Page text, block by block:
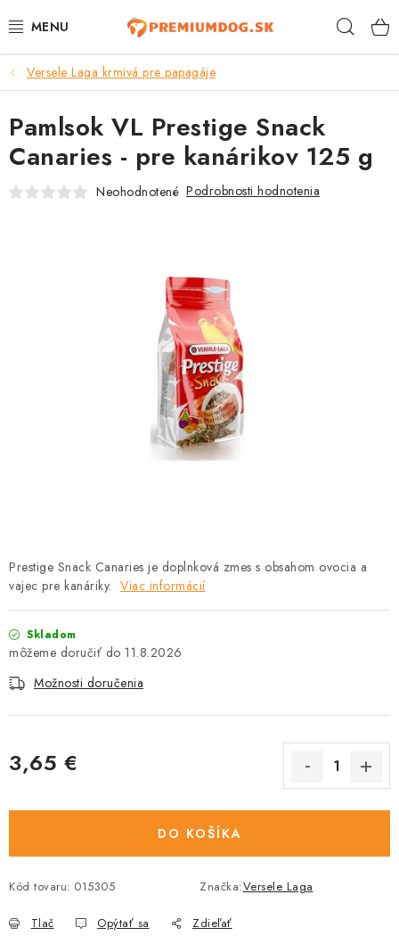
na
TOP 100 PRODUKTOV
NOVINKY
AKCIE
VONKAJŠIE VTÁCTVO
GELOREN KĽBOVÁ VÝŽIVA
CHOVATEĽSKÉ POTREBY
Versele Laga krmivá pre papagáje
Prestige Snack Canaries je doplnková zmes s obsahom ovocia a
vajec pre kanáriky. Viac informácií
Skladom
11.8.2026
Možnosti doručenia
3,65 €
DO KOŠÍKA
Kód tovaru: 015305 Značka:Versele Laga
Tlač Opýtať sa Zdieľať
Pamlsok VL Prestige Snack
Canaries - pre kanárikov 125 g
Neohodnotené Podrobnosti hodnotenia